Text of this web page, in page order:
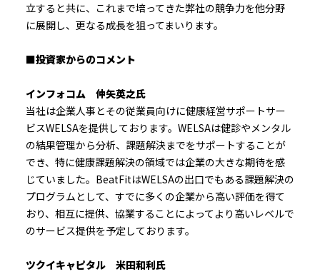
立すると共に、これまで培ってきた弊社の競争力を他分野
に展開し、更なる成長を狙ってまいります。
■投資家からのコメント
インフォコム 仲矢英之氏
当社は企業人事とその従業員向けに健康経営サポートサー
ビスWELSAを提供しております。WELSAは健診やメンタル
の結果管理から分析、課題解決までをサポートすることが
でき、特に健康課題解決の領域では企業の大きな期待を感
じていました。BeatFitはWELSAの出口でもある課題解決の
プログラムとして、すでに多くの企業から高い評価を得て
おり、相互に提供、協業することによってより高いレベルで
のサービス提供を予定しております。
ツクイキャピタル 米田和利氏